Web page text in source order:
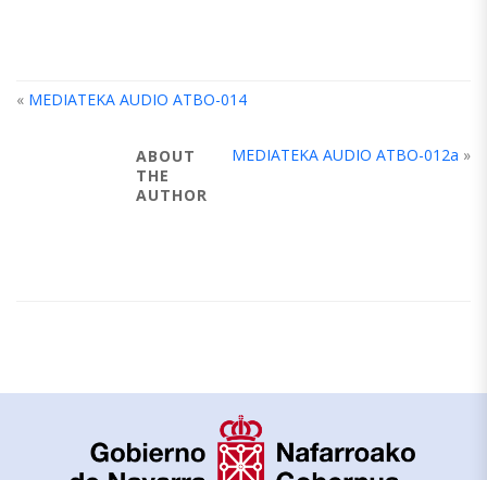
« MEDIATEKA AUDIO ATBO-014
MEDIATEKA AUDIO ATBO-012a »
ABOUT
THE
AUTHOR